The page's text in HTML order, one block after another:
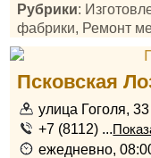
Рубрики:
фабрики, Ремонт
Псковская
улица Гоголя, 33
+7 (8112) ...
ежедневно,